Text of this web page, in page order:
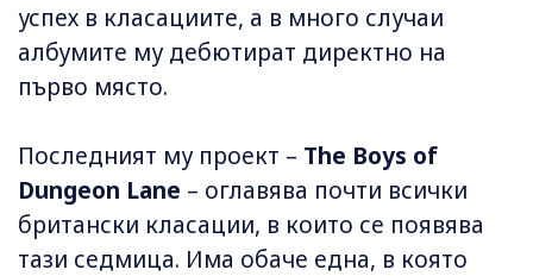
успех в класациите, а в много случаи
албумите му дебютират директно на
първо място.
Последният му проект – The Boys of
Dungeon Lane – оглавява почти всички
британски класации, в които се появява
тази седмица. Има обаче една, в която